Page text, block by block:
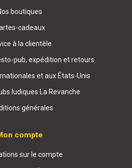
boutiques
cadeaux
à la clientèle
pub, expédition et retours
et aux États-Unis
ludiques La Revanche
générales
compte
sur le compte